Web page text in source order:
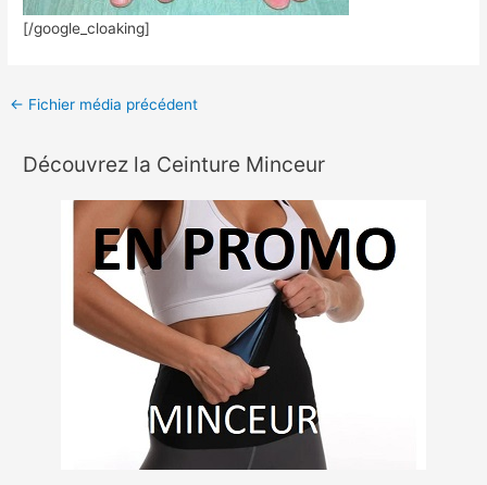
[/google_cloaking]
← Fichier média précédent
Découvrez la Ceinture Minceur